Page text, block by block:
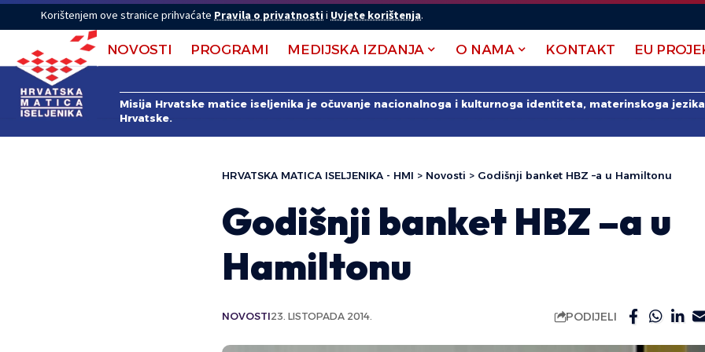
Korištenjem ove stranice prihvaćate Pravila o privatnostii Uvjete korištenja.
NOVOSTI PROGRAMI MEDIJSKA IZDANJA O NAMA KONTAKT EU
Misija Hrvatske matice iseljenika je očuvanje nacionalnoga i kulturnoga identiteta, materinskoga
Hrvatske.
HRVATSKA MATICA ISELJENIKA - HMI > Novosti > Godišnji banket HBZ –a u Hamiltonu
Godišnji banket HBZ –a u
Hamiltonu
NOVOSTI23. LISTOPADA 2014. PODIJELI